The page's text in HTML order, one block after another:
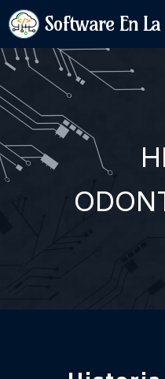
Software En La